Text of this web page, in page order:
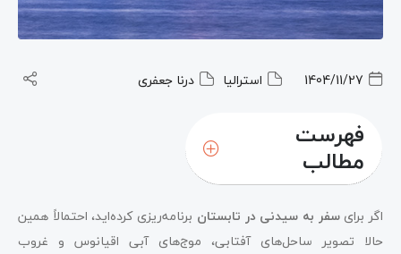
1404/11/27 استرالیا درنا جعفری
فهرست
مطالب
اگر برایسفر به سیدنی در تابستان برنامه‌ریزی کرده‌اید، احتمالاً همین
حالا تصویر ساحل‌های آفتابی، موج‌های آبی اقیانوس و غروب